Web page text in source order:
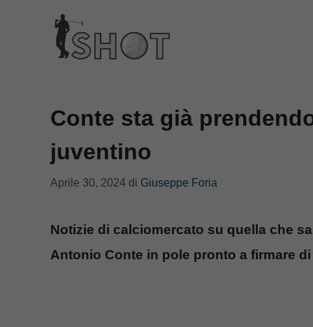
contenuto
Conte sta già
juventino
Aprile 30, 2024 di Giuseppe Foria
Notizie di calciomercato su quella che
Antonio Conte in pole pronto a firmare